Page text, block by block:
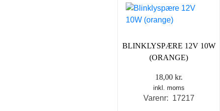
BLINKLYSPÆRE 12V 10W
(ORANGE)
18,00 kr.
inkl. moms
Varenr: 17217